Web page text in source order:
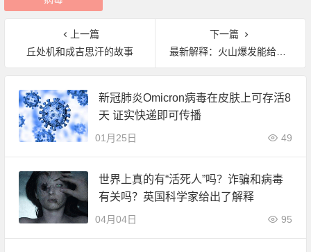
上一篇
丘处机和成吉思汗的故事
下一篇
最新解释：火山爆发能给地球降温？
新冠肺炎Omicron病毒在皮肤上可存活8
天 证实快递即可传播
01月25日 49
世界上真的有“活死人”吗？诈骗和病毒
有关吗？英国科学家给出了解释
04月04日 95